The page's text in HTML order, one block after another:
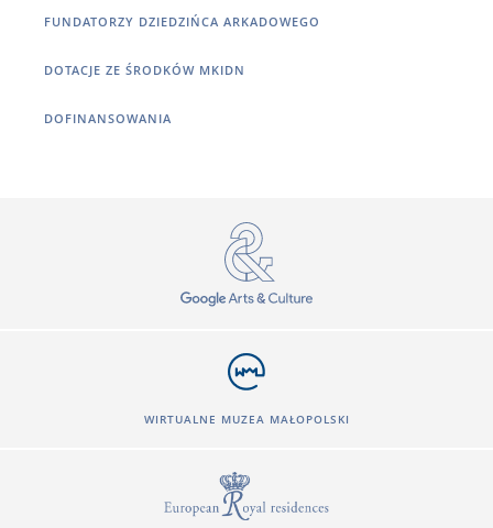
FUNDATORZY DZIEDZIŃCA ARKADOWEGO
DOTACJE ZE ŚRODKÓW MKIDN
DOFINANSOWANIA
WIRTUALNE MUZEA MAŁOPOLSKI